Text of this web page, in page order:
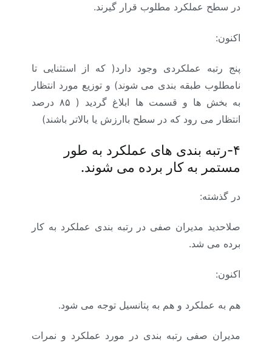
در سطح عملکرد مطلوب قرار گیرند.
اکنون:
پنج رتبه عملکردی وجود دارد( که از استثنایی تا
نامطلوب طبقه بندی می شوند) و توزیع مورد انتظار
به بخش ها و قسمت ها ابلاغ گردید ( ۸۵ درصد
انتظار می رود که در سطح باارزش یا بالاتر باشند)
۴-رتبه بندی های عملکرد به طور
مستمر به کار برده می شوند.
در گذشته:
صلاحدید مدیران صفی در رتبه بندی عملکرد به کار
برده می شد.
اکنون:
هم به عملکرد و هم به پتانسیل توجه می شود.
مدیران صفی رتبه بندی در مورد عملکرد و نمرات